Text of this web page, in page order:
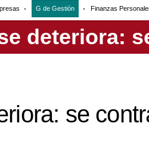
G de Gestión Finanzas
se